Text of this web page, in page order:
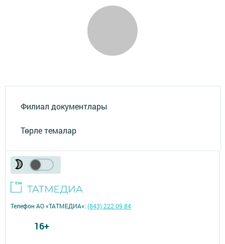
Филиал документлары
Төрле темалар
Телефон АО «ТАТМЕДИА»:(843) 222 09 84
16+